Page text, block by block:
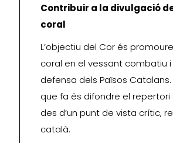
Contribuir a la divulgació
coral
L’objectiu del Cor és
coral en el vessant combatiu
defensa dels Països Catalans.
que fa és difondre el repertori
des d’un punt de vista crític,
català.